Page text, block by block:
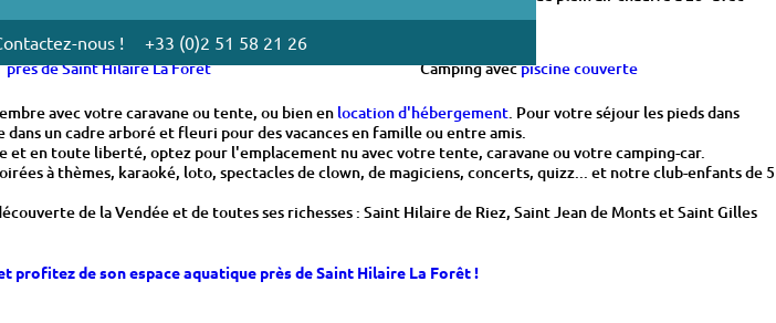
nous ! +33 (0)2 51 58 21 26
couverte et chauffée à 28 °
près de Saint Hilaire La Forêt Camping avecpiscine couverte
avec votre caravane ou tente, ou bien en location d'hébergement. Pour votre séjour les pieds dans
un cadre arboré et fleuri pour des vacances en famille ou entre amis.
en toute liberté, optez pour l'emplacement nu avec votre tente, caravane ou votre camping-car.
à thèmes, karaoké, loto, spectacles de clown, de magiciens, concerts, quizz... et notre club-enfants de 5
de la Vendée et de toutes ses richesses : Saint Hilaire de Riez, Saint Jean de Monts et Saint Gilles
profitez de son espace aquatique près de Saint Hilaire La Forêt !